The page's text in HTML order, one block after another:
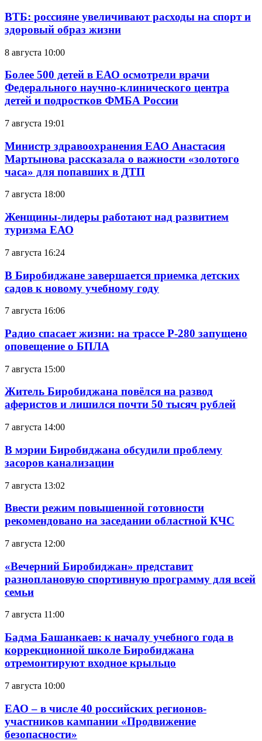
ВТБ: россияне увеличивают расходы на спорт и
здоровый образ жизни
8 августа 10:00
Более 500 детей в ЕАО осмотрели врачи
Федерального научно-клинического центра
детей и подростков ФМБА России
7 августа 19:01
Министр здравоохранения ЕАО Анастасия
Мартынова рассказала о важности «золотого
часа» для попавших в ДТП
7 августа 18:00
Женщины-лидеры работают над развитием
туризма ЕАО
7 августа 16:24
В Биробиджане завершается приемка детских
садов к новому учебному году
7 августа 16:06
Радио спасает жизни: на трассе Р-280 запущено
оповещение о БПЛА
7 августа 15:00
Житель Биробиджана повёлся на развод
аферистов и лишился почти 50 тысяч рублей
7 августа 14:00
В мэрии Биробиджана обсудили проблему
засоров канализации
7 августа 13:02
Ввести режим повышенной готовности
рекомендовано на заседании областной КЧС
7 августа 12:00
«Вечерний Биробиджан» представит
разноплановую спортивную программу для всей
семьи
7 августа 11:00
Бадма Башанкаев: к началу учебного года в
коррекционной школе Биробиджана
отремонтируют входное крыльцо
7 августа 10:00
ЕАО – в числе 40 российских регионов-
участников кампании «Продвижение
безопасности»